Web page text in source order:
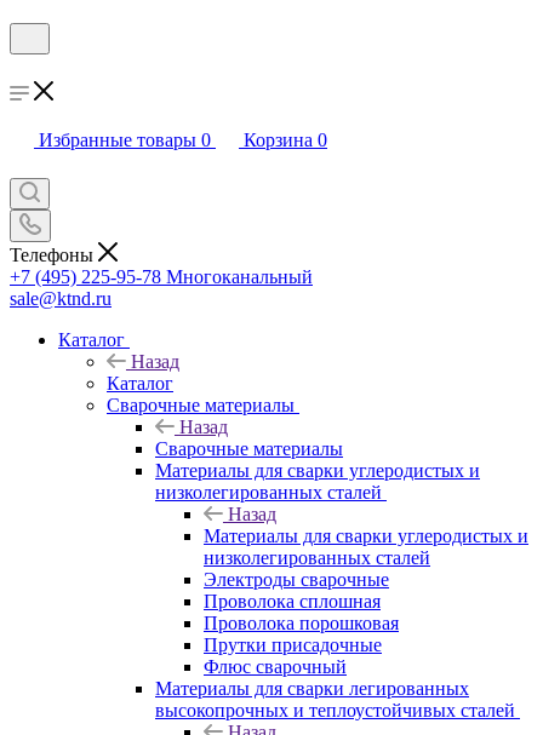
Избранные товары 0 Корзина 0
Телефоны
+7 (495) 225-95-78 Многоканальный
sale@ktnd.ru
Каталог
Назад
Каталог
Сварочные материалы
Назад
Сварочные материалы
Материалы для сварки углеродистых и
низколегированных сталей
Назад
Материалы для сварки углеродистых и
низколегированных сталей
Электроды сварочные
Проволока сплошная
Проволока порошковая
Прутки присадочные
Флюс сварочный
Материалы для сварки легированных
высокопрочных и теплоустойчивых сталей